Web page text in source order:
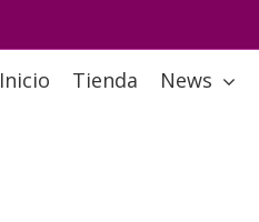
Inicio Tienda News